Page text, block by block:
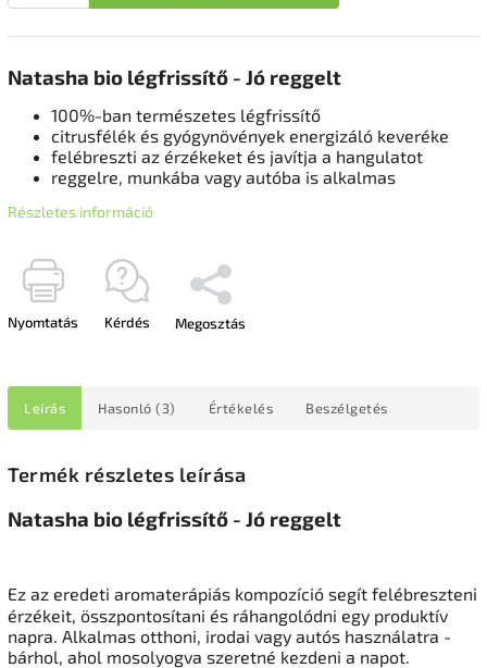
Natasha bio légfrissítő - Jó reggelt
100%-ban természetes légfrissítő
citrusfélék és gyógynövények energizáló keveréke
felébreszti az érzékeket és javítja a hangulatot
reggelre, munkába vagy autóba is alkalmas
Részletes információ
Nyomtatás Kérdés Megosztás
Leírás Hasonló (3) Értékelés Beszélgetés
Termék részletes leírása
Natasha bio légfrissítő - Jó reggelt
Ez az eredeti aromaterápiás kompozíció segít felébreszteni
érzékeit, összpontosítani és ráhangolódni egy produktív
napra. Alkalmas otthoni, irodai vagy autós használatra -
bárhol, ahol mosolyogva szeretné kezdeni a napot.